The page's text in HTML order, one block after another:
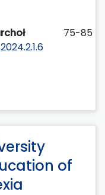
75-85
of